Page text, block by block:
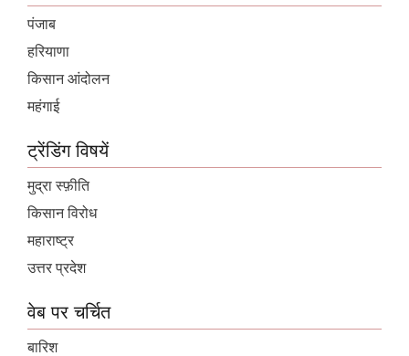
पंजाब
हरियाणा
किसान आंदोलन
महंगाई
ट्रेंडिंग विषयें
मुद्रा स्फ़ीति
किसान विरोध
महाराष्ट्र
उत्तर प्रदेश
वेब पर चर्चित
बारिश